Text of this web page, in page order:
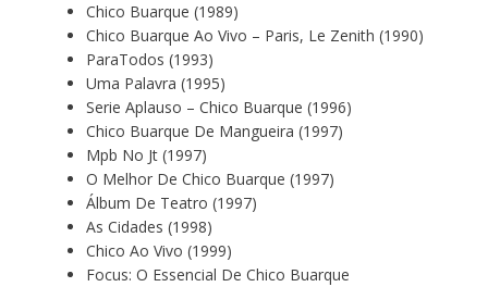
Chico Buarque (1989)
Chico Buarque Ao Vivo – Paris, Le Zenith (1990)
ParaTodos (1993)
Uma Palavra (1995)
Serie Aplauso – Chico Buarque (1996)
Chico Buarque De Mangueira (1997)
Mpb No Jt (1997)
O Melhor De Chico Buarque (1997)
Álbum De Teatro (1997)
As Cidades (1998)
Chico Ao Vivo (1999)
Focus: O Essencial De Chico Buarque